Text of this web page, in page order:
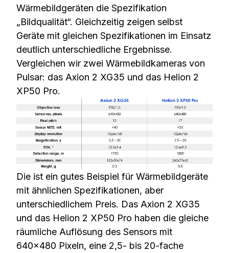
Wärmebildgeräten die Spezifikation
„Bildqualität“. Gleichzeitig zeigen selbst
Geräte mit gleichen Spezifikationen im Einsatz
deutlich unterschiedliche Ergebnisse.
Vergleichen wir zwei Wärmebildkameras von
Pulsar: das Axion 2 XG35 und das Helion 2
XP50 Pro.
Die ist ein gutes Beispiel für Wärmebildgeräte
mit ähnlichen Spezifikationen, aber
unterschiedlichem Preis. Das Axion 2 XG35
und das Helion 2 XP50 Pro haben die gleiche
räumliche Auflösung des Sensors mit
640×480 Pixeln, eine 2,5- bis 20-fache